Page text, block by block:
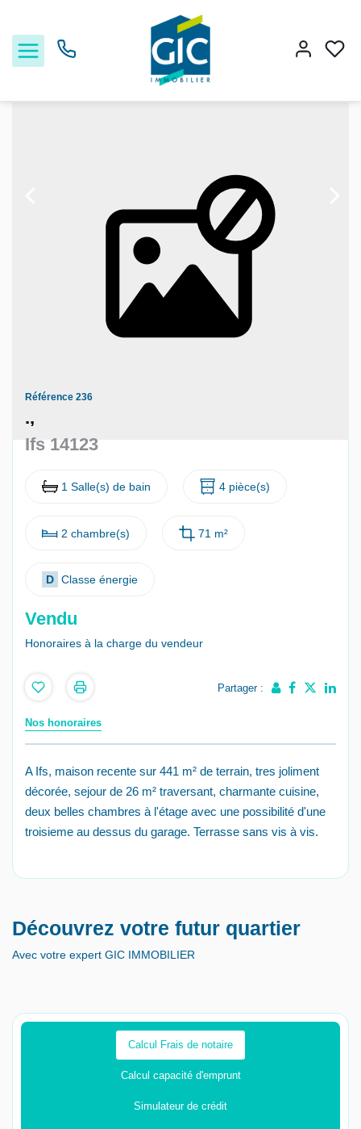
Nos services
Nos agences
Nous rejoindre
Vente maison 71 m², Ifs 14123Calvados
Référence 236
.,
Ifs 14123
1 Salle(s) de bain 4 pièce(s)
2 chambre(s) 71 m²
D Classe énergie
Vendu
Honoraires à la charge du vendeur
Partager :
Nos honoraires
A Ifs, maison recente sur 441 m² de terrain, tres joliment
décorée, sejour de 26 m² traversant, charmante cuisine,
deux belles chambres à l'étage avec une possibilité d'une
troisieme au dessus du garage. Terrasse sans vis à vis.
Découvrez votre futur quartier
Avec votre expert GIC IMMOBILIER
Calcul Frais de notaire
Calcul capacité d'emprunt
Simulateur de crédit